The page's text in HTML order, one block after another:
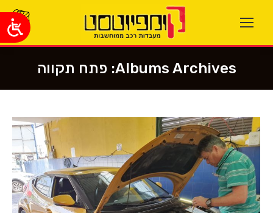
Albums Archives: פתח תקווה
You are here: